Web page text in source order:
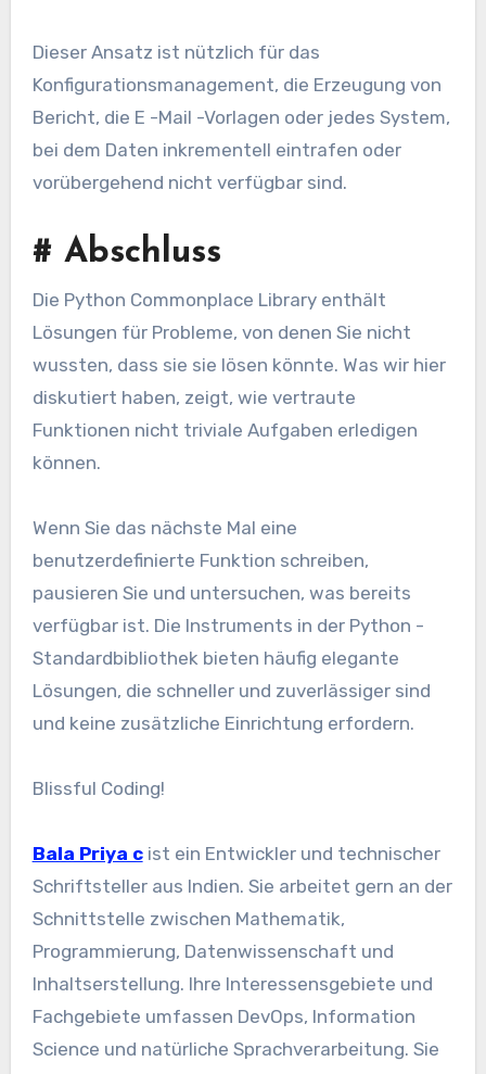
Dieser Ansatz ist nützlich für das
Konfigurationsmanagement, die Erzeugung von
Bericht, die E -Mail -Vorlagen oder jedes System,
bei dem Daten inkrementell eintrafen oder
vorübergehend nicht verfügbar sind.
# Abschluss
Die Python Commonplace Library enthält
Lösungen für Probleme, von denen Sie nicht
wussten, dass sie sie lösen könnte. Was wir hier
diskutiert haben, zeigt, wie vertraute
Funktionen nicht triviale Aufgaben erledigen
können.
Wenn Sie das nächste Mal eine
benutzerdefinierte Funktion schreiben,
pausieren Sie und untersuchen, was bereits
verfügbar ist. Die Instruments in der Python -
Standardbibliothek bieten häufig elegante
Lösungen, die schneller und zuverlässiger sind
und keine zusätzliche Einrichtung erfordern.
Blissful Coding!
Bala Priya cist ein Entwickler und technischer
Schriftsteller aus Indien. Sie arbeitet gern an der
Schnittstelle zwischen Mathematik,
Programmierung, Datenwissenschaft und
Inhaltserstellung. Ihre Interessensgebiete und
Fachgebiete umfassen DevOps, Information
Science und natürliche Sprachverarbeitung. Sie